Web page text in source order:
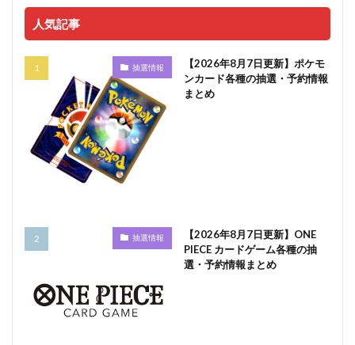
人気記事
抽選情報
【2026年8月7日更新】ポケモ
ンカード各種の抽選・予約情報
まとめ
抽選情報
【2026年8月7日更新】ONE
PIECE カードゲーム各種の抽
選・予約情報まとめ